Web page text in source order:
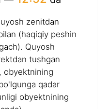
zenitdan
(haqiqiy peshin
Quyosh
tushgan
obyektnining
qadar
obyektnining